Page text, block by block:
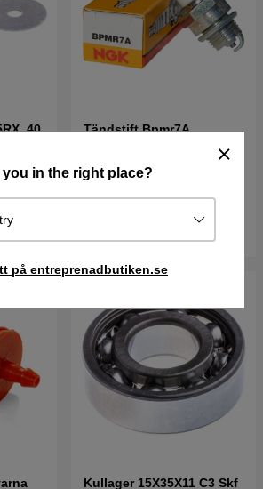
you in the right place?
på entreprenadbutiken.se
40,
Tändstift Bpmr7A
57 kr
I lager
Kullager 15X35X11 C3 Skf